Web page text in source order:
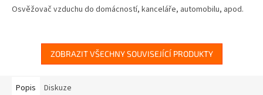
Osvěžovač vzduchu do domácností, kanceláře, automobilu, apod.
ZOBRAZIT VŠECHNY SOUVISEJÍCÍ PRODUKTY
Popis Diskuze